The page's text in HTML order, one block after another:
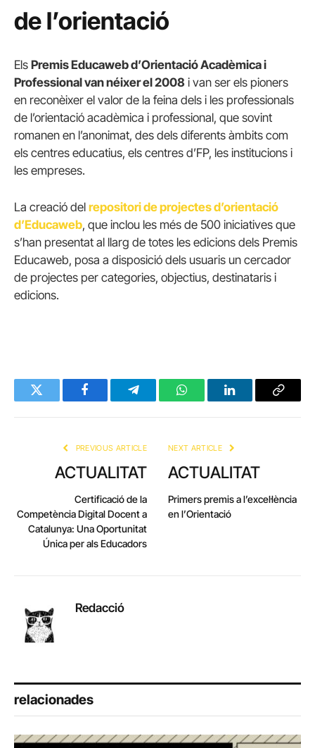
de l’orientació
Els Premis Educaweb d’Orientació Acadèmica i
Professional van néixer el 2008 i van ser els pioners
en reconèixer el valor de la feina dels i les professionals
de l’orientació acadèmica i professional, que sovint
romanen en l’anonimat, des dels diferents àmbits com
els centres educatius, els centres d’FP, les institucions i
les empreses.
La creació del repositori de projectes d’orientació
d’Educaweb, que inclou les més de 500 iniciatives que
s’han presentat al llarg de totes les edicions dels Premis
Educaweb, posa a disposició dels usuaris un cercador
de projectes per categories, objectius, destinataris i
edicions.
Twitter FacebookTelegramWhatsAppLinkedInCopy
PREVIOUS ARTICLE
ACTUALITAT
Certificació de la
Competència Digital Docent a
Catalunya: Una Oportunitat
Única per als Educadors
NEXT ARTICLE
ACTUALITAT
Primers premis a l’excel·lència
en l’Orientació
Redacció
relacionades